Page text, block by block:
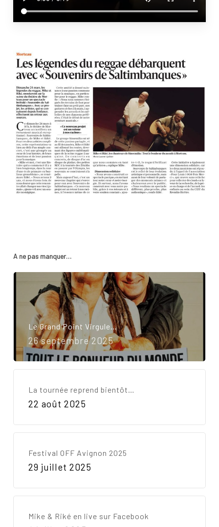
Votre panier est vide.
Go To Shop
A ne pas manquer…
Le Grand Point Virgule…
26 septembre 2025
La tournée reprend bientôt…
22 août 2025
Festival OFF Avignon 2025
29 juillet 2025
Mike & Riké en live sur Facebook